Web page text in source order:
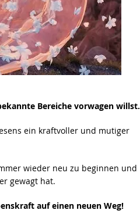
Bereiche vorwagen willst.
ein kraftvoller und mutiger
wieder neu zu beginnen und
gewagt hat.
auf einen neuen Weg!